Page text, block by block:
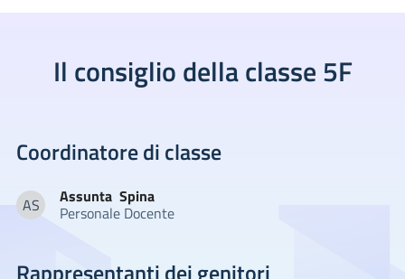
Il consiglio della classe 5F
Coordinatore di classe
ASAssunta Spina
Assunta Spina
Personale Docente